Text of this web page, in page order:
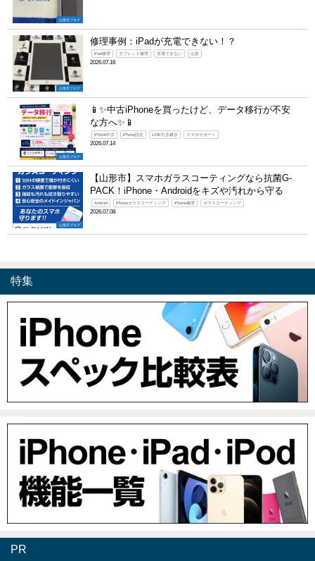
山形店ブログ
山形店ブログ
修理事例：iPadが充電できない！？
iPad修理 タブレット修理 充電できない 山形
2026.07.16
山形店ブログ
📱✨中古iPhoneを買ったけど、データ移行が不安
な方へ✨📱
iPhone中古 iPhone設定 LINE引き継ぎ スマホサポート
2026.07.14
山形店ブログ
【山形市】スマホガラスコーティングなら抗菌G-
PACK！iPhone・Androidをキズや汚れから守る
Android iPhoneガラスコーティング iPhone修理 ガラスコーティング
2026.07.08
特集
PR